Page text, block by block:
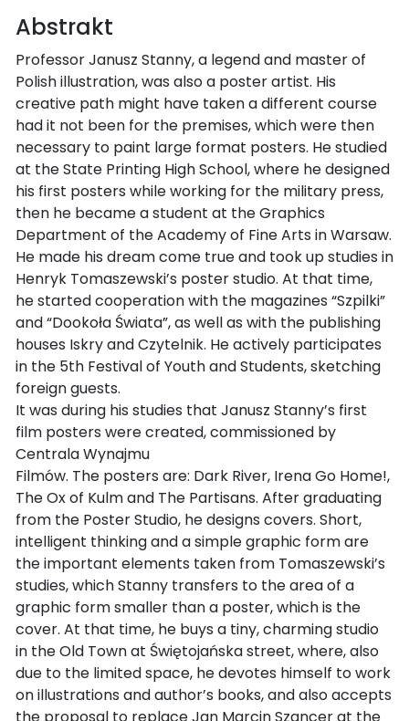
Abstrakt
Professor Janusz Stanny, a legend and master of
Polish illustration, was also a poster artist. His
creative path might have taken a different course
had it not been for the premises, which were then
necessary to paint large format posters. He studied
at the State Printing High School, where he designed
his first posters while working for the military press,
then he became a student at the Graphics
Department of the Academy of Fine Arts in Warsaw.
He made his dream come true and took up studies in
Henryk Tomaszewski’s poster studio. At that time,
he started cooperation with the magazines “Szpilki”
and “Dookoła Świata”, as well as with the publishing
houses Iskry and Czytelnik. He actively participates
in the 5th Festival of Youth and Students, sketching
foreign guests.
It was during his studies that Janusz Stanny’s first
film posters were created, commissioned by
Centrala Wynajmu
Filmów. The posters are: Dark River, Irena Go Home!,
The Ox of Kulm and The Partisans. After graduating
from the Poster Studio, he designs covers. Short,
intelligent thinking and a simple graphic form are
the important elements taken from Tomaszewski’s
studies, which Stanny transfers to the area of a
graphic form smaller than a poster, which is the
cover. At that time, he buys a tiny, charming studio
in the Old Town at Świętojańska street, where, also
due to the limited space, he devotes himself to work
on illustrations and author’s books, and also accepts